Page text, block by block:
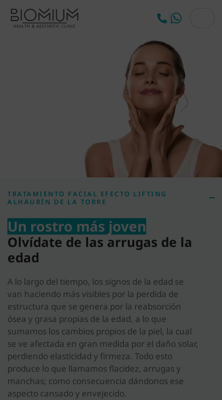
TRATAMIENTO FACIAL EFECTO LIFTING
ALHAURÍN DE LA TORRE
Un rostro más joven
Olvídate de las arrugas de la
edad
A lo largo del tiempo, los signos de la edad se
van haciendo más visibles por la perdida de
estructura que se genera por la reabsorción
ósea y grasa propias de la edad, a lo que
sumamos los cambios propios de la piel, la cual
se ve afectada en gran medida por el daño solar,
perdiendo elasticidad y firmeza. Todo esto
produce lo que llamamos flacidez, arrugas y
manchas; como consecuencia dándonos ese
aspecto cansado y envejecido.